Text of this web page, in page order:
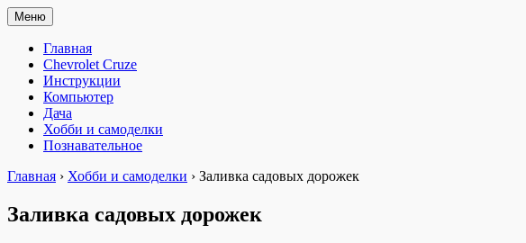
Перейти
к
содержимому
Мастерим сами
«Мастерим сами» — сайт для практиков. Ремонт автомобиля, настройка
Меню
Главная
Chevrolet Cruze
Инструкции
Компьютер
Дача
Хобби и самоделки
Познавательное
Главная › Хобби и самоделки › Заливка садовых дорожек
Заливка садовых дорожек